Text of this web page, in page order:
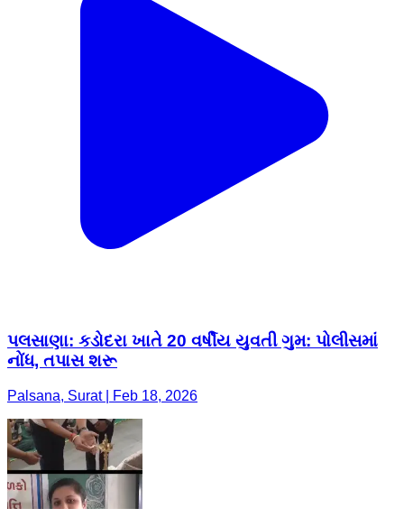
પલસાણા: કડોદરા ખાતે 20 વર્ષીય યુવતી ગુમ: પોલીસમાં
નોંધ, તપાસ શરૂ
Palsana, Surat | Feb 18, 2026